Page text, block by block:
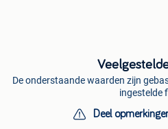
De onderstaande waarden zijn
ingestelde
Deel